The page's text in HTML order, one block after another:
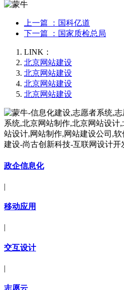
上一篇
：国科亿道
下一篇
：国家质检总局
LINK：
北京网站建设
北京网站建设
北京网站建设
北京网站建设
政企信息化
|
移动应用
|
交互设计
|